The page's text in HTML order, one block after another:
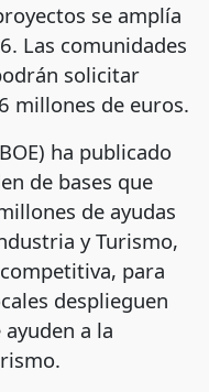
se amplía
Las comunidades
solicitar
millones de euros.
ha publicado
de bases que
de ayudas
y Turismo,
para
desplieguen
a la